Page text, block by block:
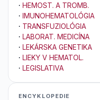
· HEMOST. A TROMB.
· IMUNOHEMATOLÓGIA
· TRANSFUZIOLÓGIA
· LABORAT. MEDICÍNA
· LEKÁRSKA GENETIKA
· LIEKY V HEMATOL.
· LEGISLATIVA
ENCYKLOPEDIE